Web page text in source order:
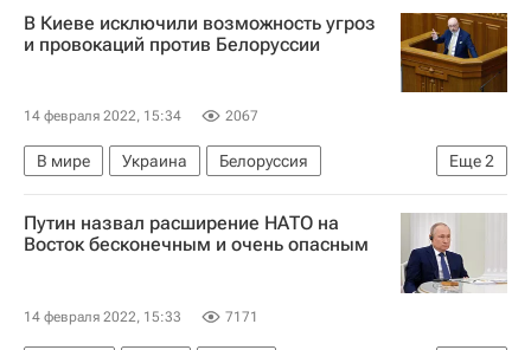
В Киеве исключили возможность угроз
и провокаций против Белоруссии
14 февраля 2022, 15:34 2067
Еще2
В мире Украина
Белоруссия
Министерство обороны Украины
Министерство обороны Белоруссии
Путин назвал расширение НАТО на
Восток бесконечным и очень опасным
14 февраля 2022, 15:33 7171